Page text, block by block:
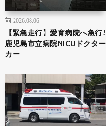
2026.08.06
【緊急走行】愛育病院へ急行!
鹿児島市立病院NICUドクター
カー